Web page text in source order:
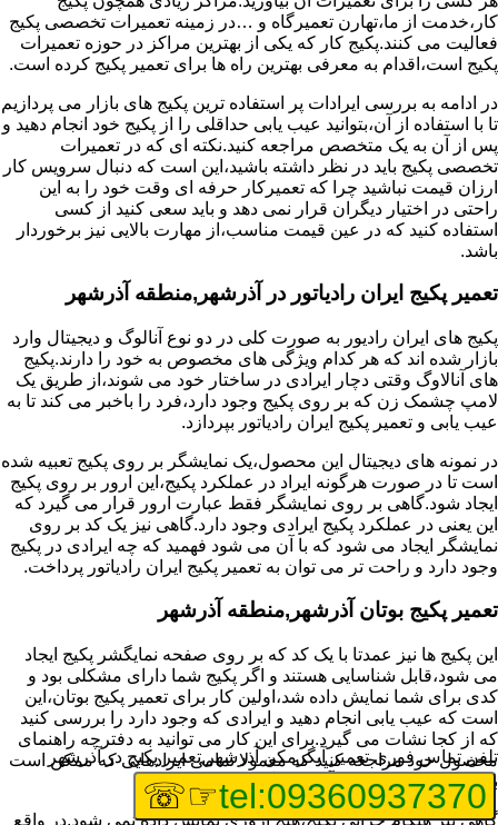
کار،خدمت از ما،تهارن تعمیرگاه و …در زمینه تعمیرات تخصصی پکیج
فعالیت می کنند.پکیج کار که یکی از بهترین مراکز در حوزه تعمیرات
پکیج است،اقدام به معرفی بهترین راه ها برای تعمیر پکیج کرده است.
در ادامه به بررسی ایرادات پر استفاده ترین پکیج های بازار می پردازیم
تا با استفاده از آن،بتوانید عیب یابی حداقلی را از پکیج خود انجام دهید و
پس از آن به یک متخصص مراجعه کنید.نکته ای که در تعمیرات
تخصصی پکیج باید در نظر داشته باشید،این است که دنبال سرویس کار
ارزان قیمت نباشید چرا که تعمیرکار حرفه ای وقت خود را به این
راحتی در اختیار دیگران قرار نمی دهد و باید سعی کنید از کسی
استفاده کنید که در عین قیمت مناسب،از مهارت بالایی نیز برخوردار
باشد.
تعمیر پکیج ایران رادیاتور در آذرشهر,منطقه آذرشهر
پکیج های ایران رادیور به صورت کلی در دو نوع آنالوگ و دیجیتال وارد
بازار شده اند که هر کدام ویژگی های مخصوص به خود را دارند.پکیج
های آنالاوگ وقتی دچار ایرادی در ساختار خود می شوند،از طریق یک
لامپ چشمک زن که بر روی پکیج وجود دارد،فرد را باخبر می کند تا به
عیب یابی و تعمیر پکیج ایران رادیاتور بپردازد.
در نمونه های دیجیتال این محصول،یک نمایشگر بر روی پکیج تعبیه شده
است تا در صورت هرگونه ایراد در عملکرد پکیج،این ارور بر روی پکیج
ایجاد شود.گاهی بر روی نمایشگر فقط عبارت ارور قرار می گیرد که
این یعنی در عملکرد پکیج ایرادی وجود دارد.گاهی نیز یک کد بر روی
نمایشگر ایجاد می شود که با آن می شود فهمید که چه ایرادی در پکیج
وجود دارد و راحت تر می توان به تعمیر پکیج ایران رادیاتور پرداخت.
تعمیر پکیج بوتان آذرشهر,منطقه آذرشهر
این پکیج ها نیز عمدتا با یک کد که بر روی صفحه نمایگشر پکیج ایجاد
می شود،قابل شناسایی هستند و اگر پکیج شما دارای مشکلی بود و
کدی برای شما نمایش داده شد،اولین کار برای تعمیر پکیج بوتان،این
است که عیب یابی انجام دهید و ایرادی که وجود دارد را بررسی کنید
که از کجا نشات می گیرد.برای این کار می توانید به دفترچه راهنمای
محصول خود مراجعه کنید که معمولا تمامی ایرادهایی که ممکن است
برای پکیج پیش بیاید در آن قرار گرفته است.
گاهی نیز هنگام خرابی پکیج،هیچ اروری نمایش داده نمی شود.در واقع
تلفن تماس فوریتعمیر آبگرمکن آذرشهر,تعمیر پکیج در آذرشهر
tel:09360937370
☞☏